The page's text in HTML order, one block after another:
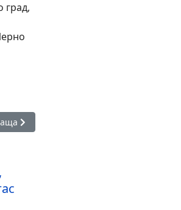
град,
статия: Авариен ремонт в